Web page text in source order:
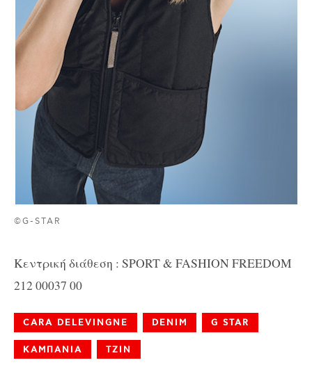
©G-STAR
Κεντρική διάθεση : SPORT & FASHION FREEDOM
212 00037 00
CARA DELEVINGNE DENIM G STAR
ΚΑΜΠΑΝΙΑ ΤΖΙΝ